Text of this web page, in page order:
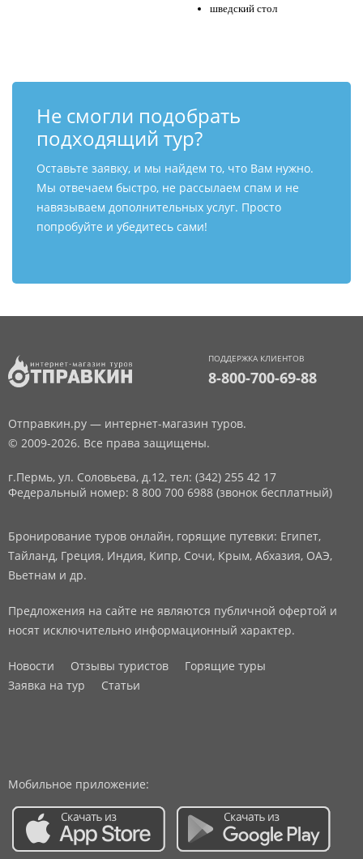
шведский стол
Не смогли подобрать
подходящий тур?
Оставьте заявку, и мы найдем то, что Вам нужно.
Мы отвечаем быстро, не рассылаем спам и не
навязываем дополнительных услуг. Просто
попробуйте и убедитесь сами!
ПОДДЕРЖКА КЛИЕНТОВ
8-800-700-69-88
Отправкин.ру — интернет-магазин туров.
© 2009-2026. Все права защищены.
г.Пермь, ул. Соловьева, д.12, тел: (342) 255 42 17
Федеральный номер: 8 800 700 6988 (звонок бесплатный)
Бронирование туров онлайн, горящие путевки: Египет,
Тайланд, Греция, Индия, Кипр, Сочи, Крым, Абхазия, ОАЭ,
Вьетнам и др.
Предложения на сайте не являются публичной офертой и
носят исключительно информационный характер.
Новости Отзывы туристов
Горящие туры
Заявка на тур
Статьи
Мобильное приложение: